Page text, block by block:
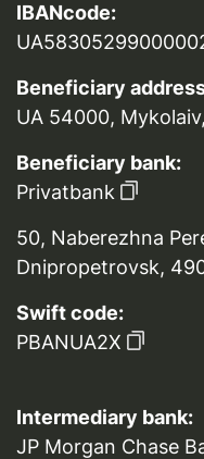
IBANcode:
Beneficiary
UA 54000,
Beneficiary bank:
Privatbank
50, Naberezhna
Dnipropetrovsk,
Swift code:
PBANUA2X
Intermediary bank:
JP Morgan Chase